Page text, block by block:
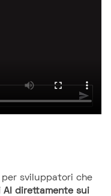
per sviluppatori che
AI direttamente sui